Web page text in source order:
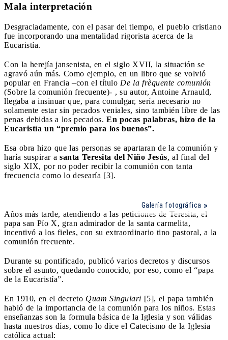
Mala interpretación
Desgraciadamente, con el pasar del tiempo, el pueblo cristiano
fue incorporando una mentalidad rigorista acerca de la
Eucaristía.
Con la herejía jansenista, en el siglo XVII, la situación se
agravó aún más. Como ejemplo, en un libro que se volvió
popular en Francia –con el título De la frèquente comunión
(Sobre la comunión frecuente)- , su autor, Antoine Arnauld,
llegaba a insinuar que, para comulgar, sería necesario no
solamente estar sin pecados veniales, sino también libre de las
penas debidas a los pecados. En pocas palabras, hizo de la
Eucaristía un “premio para los buenos”.
Esa obra hizo que las personas se apartaran de la comunión y
haría suspirar a santa Teresita del Niño Jesús, al final del
siglo XIX, por no poder recibir la comunión con tanta
frecuencia como lo desearía [3].
Galería fotográfica
Años más tarde, atendiendo a las peticiones de Teresita, el
papa san Pío X, gran admirador de la santa carmelita,
incentivó a los fieles, con su extraordinario tino pastoral, a la
comunión frecuente.
Durante su pontificado, publicó varios decretos y discursos
sobre el asunto, quedando conocido, por eso, como el “papa
de la Eucaristía”.
En 1910, en el decreto Quam Singulari [5], el papa también
habló de la importancia de la comunión para los niños. Estas
enseñanzas son la formula básica de la Iglesia y son válidas
hasta nuestros días, como lo dice el Catecismo de la Iglesia
católica actual: